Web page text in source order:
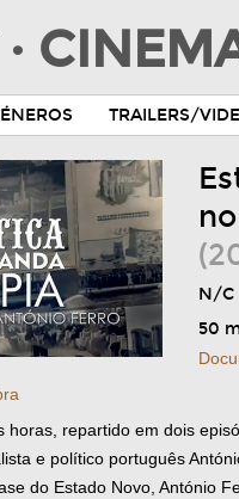
·
TRAILERS/
N/C
50
horas, repartido em dois
e político português
do Estado Novo, António